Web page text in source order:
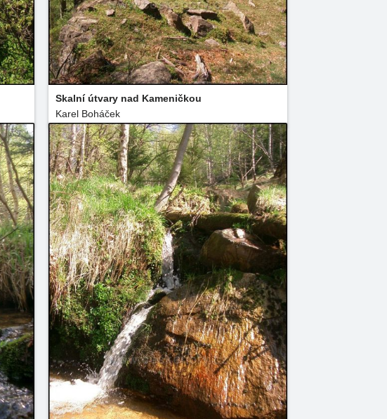
Skalní útvary nad Kameničkou
Karel Boháček